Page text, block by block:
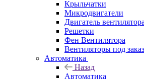
Крыльчатки
Микродвигатели
Двигатель
Решетки
Фен Вентилятора
Вентиляторы под заказ
Автоматика
Назад
Автоматика